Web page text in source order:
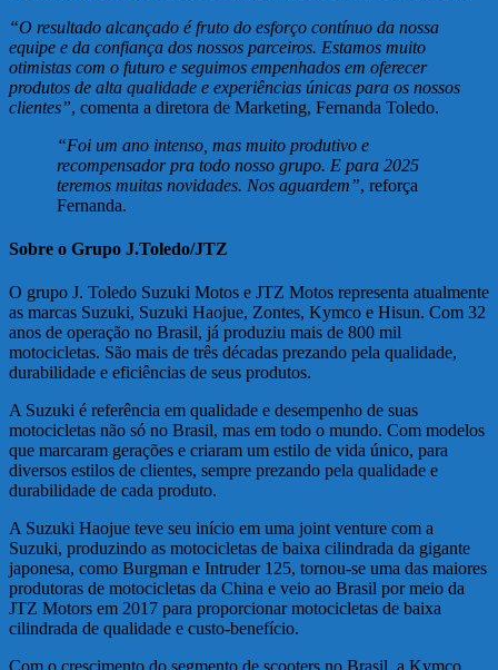
“O resultado alcançado é fruto do esforço contínuo da nossa
equipe e da confiança dos nossos parceiros. Estamos muito
otimistas com o futuro e seguimos empenhados em oferecer
produtos de alta qualidade e experiências únicas para os nossos
clientes”, comenta a diretora de Marketing, Fernanda Toledo.
“Foi um ano intenso, mas muito produtivo e
recompensador pra todo nosso grupo. E para 2025
teremos muitas novidades. Nos aguardem”, reforça
Fernanda.
Sobre o Grupo J.Toledo/JTZ
O grupo J. Toledo Suzuki Motos e JTZ Motos representa atualmente
as marcas Suzuki, Suzuki Haojue, Zontes, Kymco e Hisun. Com 32
anos de operação no Brasil, já produziu mais de 800 mil
motocicletas. São mais de três décadas prezando pela qualidade,
durabilidade e eficiências de seus produtos.
A Suzuki é referência em qualidade e desempenho de suas
motocicletas não só no Brasil, mas em todo o mundo. Com modelos
que marcaram gerações e criaram um estilo de vida único, para
diversos estilos de clientes, sempre prezando pela qualidade e
durabilidade de cada produto.
A Suzuki Haojue teve seu início em uma joint venture com a
Suzuki, produzindo as motocicletas de baixa cilindrada da gigante
japonesa, como Burgman e Intruder 125, tornou-se uma das maiores
produtoras de motocicletas da China e veio ao Brasil por meio da
JTZ Motors em 2017 para proporcionar motocicletas de baixa
cilindrada de qualidade e custo-benefício.